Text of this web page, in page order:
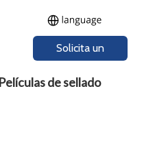
Solicita un
Películas de sellado